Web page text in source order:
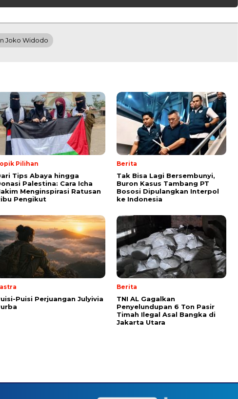
Joko Widodo
Pilihan
Tips Abaya hingga
Palestina: Cara Icha
Menginspirasi Ratusan
Pengikut
Berita
Tak Bisa Lagi Bersembunyi,
Buron Kasus Tambang PT
Bososi Dipulangkan Interpol
ke Indonesia
Puisi Perjuangan Julyivia
Berita
TNI AL Gagalkan
Penyelundupan 6 Ton Pasir
Timah Ilegal Asal Bangka di
Jakarta Utara